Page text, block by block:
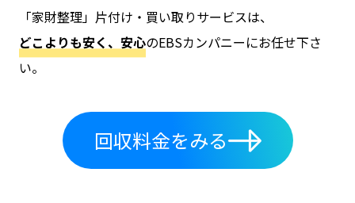
「家財整理」 片付け・買い取りサービスは、
どこよりも安く、安心のEBSカンパニーにお任せ下さ
い。
回収料金をみる